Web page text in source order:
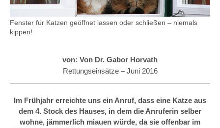
Fenster für Katzen geöffnet lassen oder schließen – niemals
kippen!
von: Von Dr. Gabor Horvath
Rettungseinsätze –Juni 2016
Im Frühjahr erreichte uns ein Anruf, dass eine Katze aus
dem 4. Stock des Hauses, in dem die Anruferin selber
wohne, jämmerlich miauen würde, da sie offenbar im